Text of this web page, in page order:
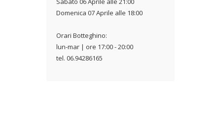
Domenica 07 Aprile alle 18:00
Orari Botteghino:
lun-mar | ore 17:00 - 20:00
tel. 06.94286165